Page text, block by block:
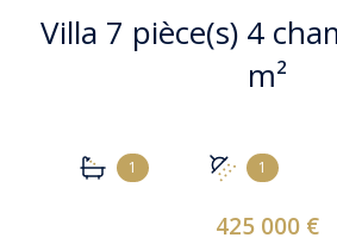
Villa 7 pièce(s) 4 chambre(s) 167
m²
1 1
425 000 €